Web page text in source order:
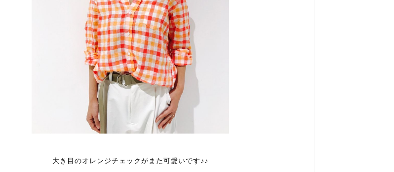
大き目のオレンジチェックがまた可愛いです♪♪